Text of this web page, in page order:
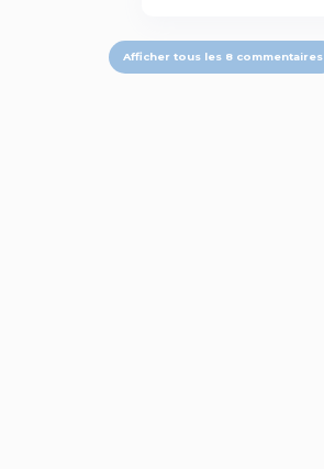
Afficher tous les 8 commentaires